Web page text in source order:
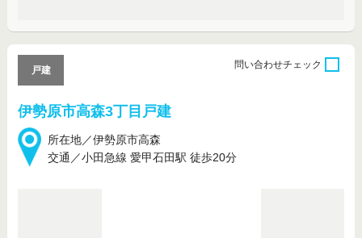
伊勢原市高森3丁目戸建
所在地／伊勢原市高森
交通／小田急線 愛甲石田駅 徒歩20分
戸建
問い合わせチェック